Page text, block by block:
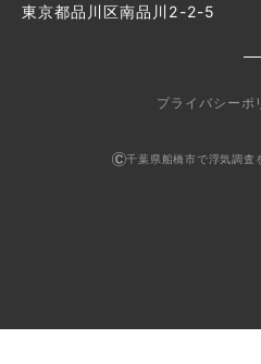
東京都品川区南品川2-2-5
プライバシーポ
千葉県船橋市で浮気調査